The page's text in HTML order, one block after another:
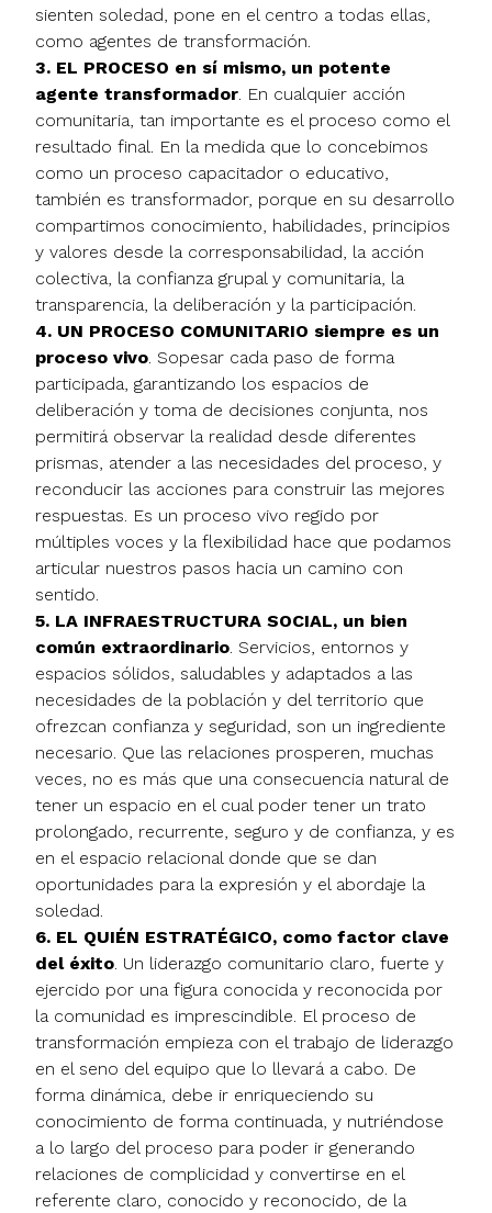
sienten soledad, pone en el centro a todas ellas,
como agentes de transformación.
3. EL PROCESO en sí mismo, un potente
agente transformador . En cualquier acción
comunitaria, tan importante es el proceso como el
resultado final. En la medida que lo concebimos
como un proceso capacitador o educativo,
también es transformador, porque en su desarrollo
compartimos conocimiento, habilidades, principios
y valores desde la corresponsabilidad, la acción
colectiva, la confianza grupal y comunitaria, la
transparencia, la deliberación y la participación.
4. UN PROCESO COMUNITARIO siempre es un
proceso vivo . Sopesar cada paso de forma
participada, garantizando los espacios de
deliberación y toma de decisiones conjunta, nos
permitirá observar la realidad desde diferentes
prismas, atender a las necesidades del proceso, y
reconducir las acciones para construir las mejores
respuestas. Es un proceso vivo regido por
múltiples voces y la flexibilidad hace que podamos
articular nuestros pasos hacia un camino con
sentido.
5. LA INFRAESTRUCTURA SOCIAL, un bien
común extraordinario . Servicios, entornos y
espacios sólidos, saludables y adaptados a las
necesidades de la población y del territorio que
ofrezcan confianza y seguridad, son un ingrediente
necesario. Que las relaciones prosperen, muchas
veces, no es más que una consecuencia natural de
tener un espacio en el cual poder tener un trato
prolongado, recurrente, seguro y de confianza, y es
en el espacio relacional donde que se dan
oportunidades para la expresión y el abordaje la
soledad.
6. EL QUIÉN ESTRATÉGICO, como factor clave
del éxito . Un liderazgo comunitario claro, fuerte y
ejercido por una figura conocida y reconocida por
la comunidad es imprescindible. El proceso de
transformación empieza con el trabajo de liderazgo
en el seno del equipo que lo llevará a cabo. De
forma dinámica, debe ir enriqueciendo su
conocimiento de forma continuada, y nutriéndose
a lo largo del proceso para poder ir generando
relaciones de complicidad y convertirse en el
referente claro, conocido y reconocido, de la